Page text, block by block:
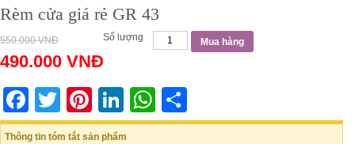
Rèm cửa giá rẻ GR 43
550.000VNĐ
490.000 VNĐ
Số lượng Mua hàng
Facebook
TwitterPinterest
LinkedIn
WhatsApp
Thông tin tóm tắt sản phẩm